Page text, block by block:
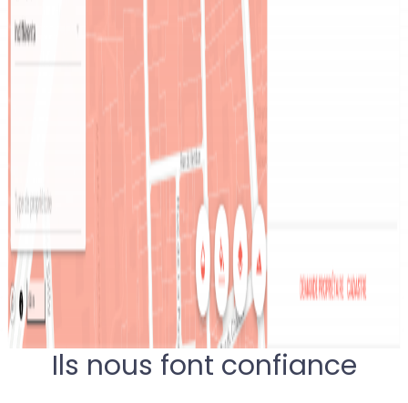
Ils nous font confiance